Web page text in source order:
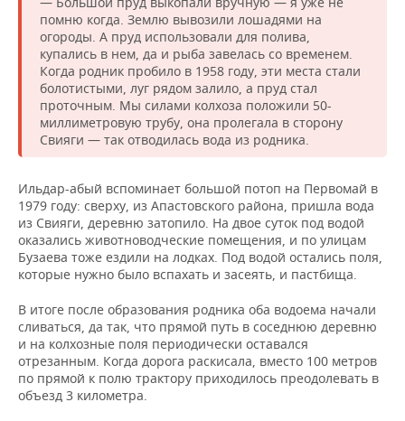
помню когда. Землю вывозили лошадями на
огороды. А пруд использовали для полива,
купались в нем, да и рыба завелась со временем.
Когда родник пробило в 1958 году, эти места стали
болотистыми, луг рядом залило, а пруд стал
проточным. Мы силами колхоза положили 50-
миллиметровую трубу, она пролегала в сторону
Свияги — так отводилась вода из родника.
Ильдар-абый вспоминает большой потоп на Первомай в
1979 году: сверху, из Апастовского района, пришла вода
из Свияги, деревню затопило. На двое суток под водой
оказались животноводческие помещения, и по улицам
Бузаева тоже ездили на лодках. Под водой остались поля,
которые нужно было вспахать и засеять, и пастбища.
В итоге после образования родника оба водоема начали
сливаться, да так, что прямой путь в соседнюю деревню
и на колхозные поля периодически оставался
отрезанным. Когда дорога раскисала, вместо 100 метров
по прямой к полю трактору приходилось преодолевать в
объезд 3 километра.